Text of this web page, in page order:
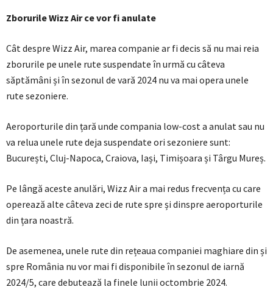
Zborurile Wizz Air ce vor fi anulate
Cât despre Wizz Air, marea companie ar fi decis să nu mai reia
zborurile pe unele rute suspendate în urmă cu câteva
săptămâni și în sezonul de vară 2024 nu va mai opera unele
rute sezoniere.
Aeroporturile din țară unde compania low-cost a anulat sau nu
va relua unele rute deja suspendate ori sezoniere sunt:
București, Cluj-Napoca, Craiova, Iași, Timișoara și Târgu Mureș.
Pe lângă aceste anulări, Wizz Air a mai redus frecvența cu care
operează alte câteva zeci de rute spre și dinspre aeroporturile
din țara noastră.
De asemenea, unele rute din rețeaua companiei maghiare din și
spre România nu vor mai fi disponibile în sezonul de iarnă
2024/5, care debutează la finele lunii octombrie 2024.